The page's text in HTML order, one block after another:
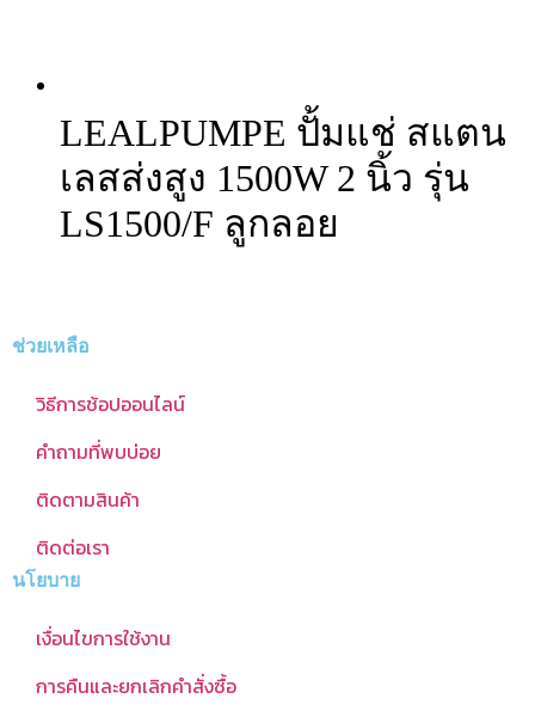
LEALPUMPE ปั้มแช่ สแตน
เลสส่งสูง 1500W 2 นิ้ว รุ่น
LS1500/F ลูกลอย
ช่วยเหลือ
วิธีการช้อปออนไลน์
คำถามที่พบบ่อย
ติดตามสินค้า
ติดต่อเรา
นโยบาย
เงื่อนไขการใช้งาน
การคืนและยกเลิกคำสั่งซื้อ